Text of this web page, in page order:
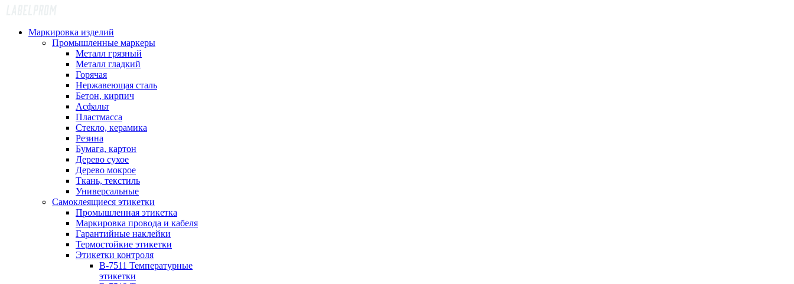
Маркировка изделий
Промышленные маркеры
Металл грязный
Металл гладкий
Горячая
Нержавеющая сталь
Бетон, кирпич
Асфальт
Пластмасса
Стекло, керамика
Резина
Бумага, картон
Дерево сухое
Дерево мокрое
Ткань, текстиль
Универсальные
Самоклеящиеся этикетки
Промышленная этикетка
Маркировка провода и кабеля
Гарантийные наклейки
Термостойкие этикетки
Этикетки контроля
B-7511 Температурные
этикетки